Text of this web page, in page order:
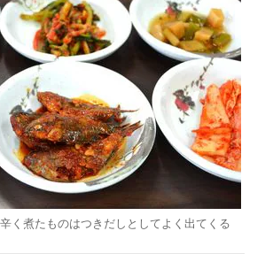
く煮たものはつきだしとしてよく出てくる